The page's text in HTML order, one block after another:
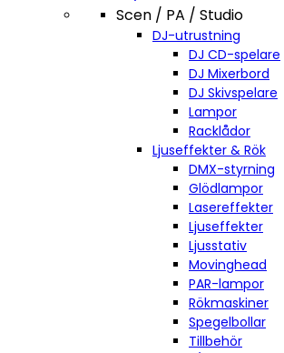
Scen / PA / Studio
DJ-utrustning
DJ CD-spelare
DJ Mixerbord
DJ Skivspelare
Lampor
Racklådor
Ljuseffekter & Rök
DMX-styrning
Glödlampor
Lasereffekter
Ljuseffekter
Ljusstativ
Movinghead
PAR-lampor
Rökmaskiner
Spegelbollar
Tillbehör